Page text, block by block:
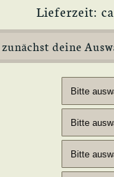
Lieferzeit:
deine